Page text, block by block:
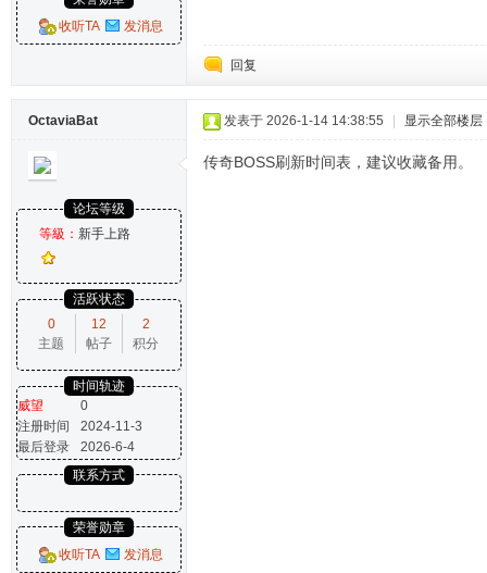
收听TA
发消息
回复
OctaviaBat
论坛等级
等級： 新手上路
活跃状态
0
主题
12
帖子
2
积分
时间轨迹
威望
0
注册时间
2024-11-3
最后登录
2026-6-4
联系方式
荣誉勋章
收听TA
发消息
发表于 2026-1-14 14:38:55 显示全部楼层
传奇BOSS刷新时间表，建议收藏备用。